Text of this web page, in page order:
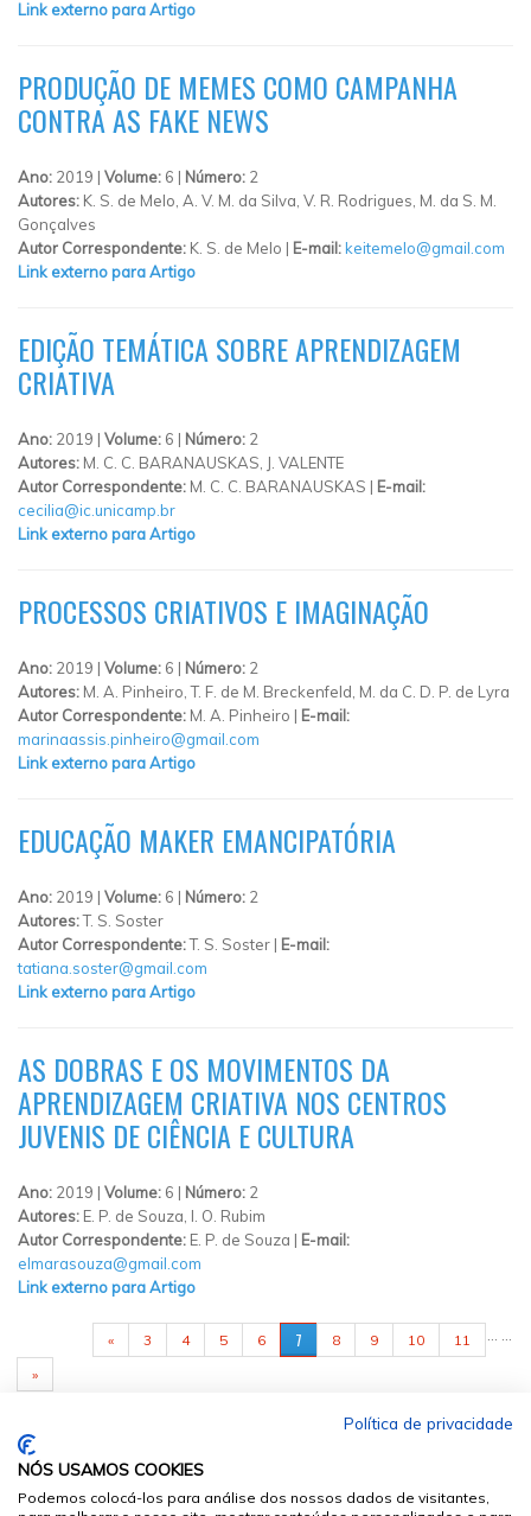
Link externo para Artigo
PRODUÇÃO DE MEMES COMO CAMPANHA
CONTRA AS FAKE NEWS
Ano: 2019 | Volume: 6 | Número: 2
Autores: K. S. de Melo, A. V. M. da Silva, V. R. Rodrigues, M. da S. M.
Gonçalves
Autor Correspondente: K. S. de Melo | E-mail:keitemelo@gmail.com
Link externo para Artigo
EDIÇÃO TEMÁTICA SOBRE APRENDIZAGEM
CRIATIVA
Ano: 2019 | Volume: 6 | Número: 2
Autores: M. C. C. BARANAUSKAS, J. VALENTE
Autor Correspondente: M. C. C. BARANAUSKAS | E-mail:
cecilia@ic.unicamp.br
Link externo para Artigo
PROCESSOS CRIATIVOS E IMAGINAÇÃO
Ano: 2019 | Volume: 6 | Número: 2
Autores: M. A. Pinheiro, T. F. de M. Breckenfeld, M. da C. D. P. de Lyra
Autor Correspondente: M. A. Pinheiro | E-mail:
marinaassis.pinheiro@gmail.com
Link externo para Artigo
EDUCAÇÃO MAKER EMANCIPATÓRIA
Ano: 2019 | Volume: 6 | Número: 2
Autores:T. S. Soster
Autor Correspondente:T. S. Soster | E-mail:
tatiana.soster@gmail.com
Link externo para Artigo
AS DOBRAS E OS MOVIMENTOS DA
APRENDIZAGEM CRIATIVA NOS CENTROS
JUVENIS DE CIÊNCIA E CULTURA
Ano: 2019 | Volume: 6 | Número: 2
Autores: E. P. de Souza, I. O. Rubim
Autor Correspondente: E. P. de Souza | E-mail:
elmarasouza@gmail.com
Link externo para Artigo
PÁGINAS
« 3 4 5 6 7 8 9 10 11
»
Política de privacidade
NÓS USAMOS COOKIES
Podemos colocá-los para análise dos nossos dados de visitantes,